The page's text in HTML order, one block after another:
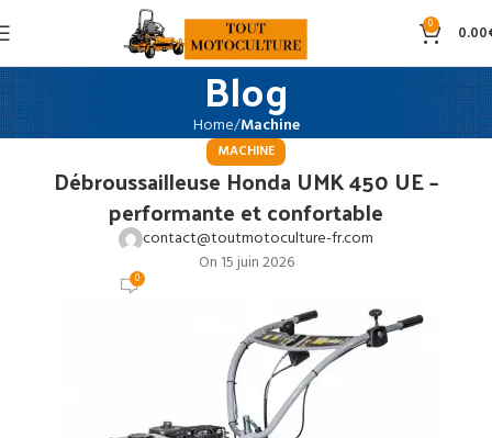
0 0.00
Blog
Home Machine
MACHINE
Débroussailleuse Honda UMK 450 UE –
performante et confortable
contact@toutmotoculture-fr.com
On 15 juin 2026
0